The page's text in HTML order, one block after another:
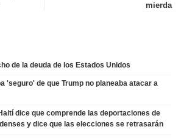
mierda
de la deuda de los Estados Unidos
'seguro' de que Trump no planeaba atacar a
dice que comprende las deportaciones de
y dice que las elecciones se retrasarán